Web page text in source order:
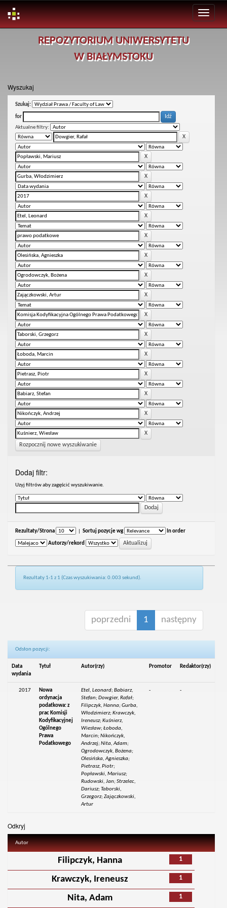
REPOZYTORIUM UNIWERSYTETU
W BIAŁYMSTOKU
Wyszukaj
Szukaj:
for
Aktualne filtry:
Rozpocznij nowe wyszukiwanie
Dodaj filtr:
Uzyj filtrów aby zagęścić wyszukiwanie.
Rezultaty/Strona Sortuj pozycje wg In order
Autorzy/rekord
Rezultaty 1-1 z 1 (Czas wyszukiwania: 0.003 sekund).
poprzedni 1 następny
Odsłon pozycji:
Data
wydania
Tytuł Autor(rzy) Promotor Redaktor(rzy)
2017
Nowa
ordynacja
podatkowa: z
prac Komisji
Kodyfikacyjnej
Ogólnego
Prawa
Podatkowego
Etel, Leonard; Babiarz,
Stefan; Dowgier, Rafał;
Filipczyk, Hanna; Gurba,
Włodzimierz; Krawczyk,
Ireneusz; Kuśnierz,
Wiesław; Łoboda,
Marcin; Nikończyk,
Andrzej; Nita, Adam;
Ogrodowczyk, Bożena;
Olesińska, Agnieszka;
Pietrasz, Piotr;
Popławski, Mariusz;
Rudowski, Jan; Strzelec,
Dariusz; Taborski,
Grzegorz; Zajączkowski,
Artur
- -
Odkryj
Autor
1
Filipczyk, Hanna
1
Krawczyk, Ireneusz
1
Nita, Adam